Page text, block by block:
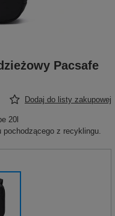
Pacsafe
Dodaj do listy zakupowej
20l
pochodzącego z recyklingu.